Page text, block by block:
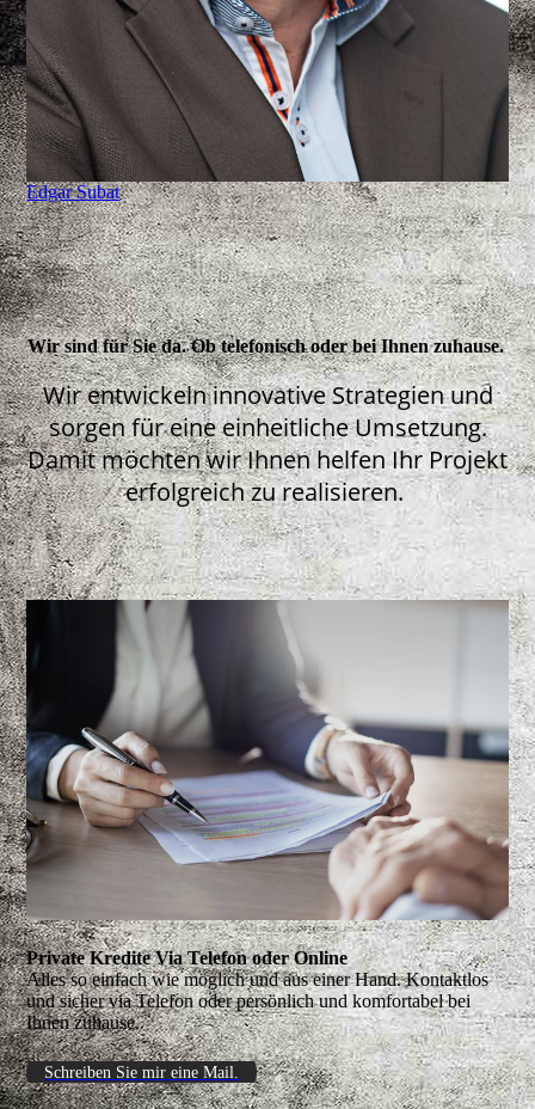
Edgar Subat
Wir sind für Sie da. Ob telefonisch oder bei Ihnen zuhause.
Wir entwickeln innovative Strategien und
sorgen für eine einheitliche Umsetzung.
Damit möchten wir Ihnen helfen Ihr Projekt
erfolgreich zu realisieren.
Private Kredite Via Telefon oder Online
Alles so einfach wie möglich und aus einer Hand. Kontaktlos
und sicher via Telefon oder persönlich und komfortabel bei
Ihnen zuhause.
Schreiben Sie mir eine Mail.